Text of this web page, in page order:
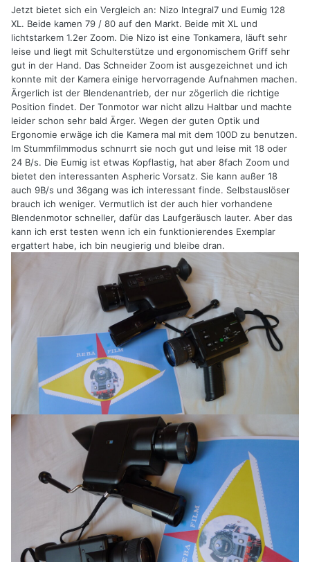
Jetzt bietet sich ein Vergleich an: Nizo Integral7 und Eumig 128
XL. Beide kamen 79 / 80 auf den Markt. Beide mit XL und
lichtstarkem 1.2er Zoom. Die Nizo ist eine Tonkamera, läuft sehr
leise und liegt mit Schulterstütze und ergonomischem Griff sehr
gut in der Hand. Das Schneider Zoom ist ausgezeichnet und ich
konnte mit der Kamera einige hervorragende Aufnahmen machen.
Ärgerlich ist der Blendenantrieb, der nur zögerlich die richtige
Position findet. Der Tonmotor war nicht allzu Haltbar und machte
leider schon sehr bald Ärger. Wegen der guten Optik und
Ergonomie erwäge ich die Kamera mal mit dem 100D zu benutzen.
Im Stummfilmmodus schnurrt sie noch gut und leise mit 18 oder
24 B/s. Die Eumig ist etwas Kopflastig, hat aber 8fach Zoom und
bietet den interessanten Aspheric Vorsatz. Sie kann außer 18
auch 9B/s und 36gang was ich interessant finde. Selbstauslöser
brauch ich weniger. Vermutlich ist der auch hier vorhandene
Blendenmotor schneller, dafür das Laufgeräusch lauter. Aber das
kann ich erst testen wenn ich ein funktionierendes Exemplar
ergattert habe, ich bin neugierig und bleibe dran.